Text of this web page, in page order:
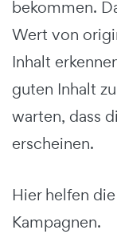
bekommen.
Wert von
Inhalt
guten Inhalt
warten, dass
erscheinen.
Hier helfen
Kampagnen.